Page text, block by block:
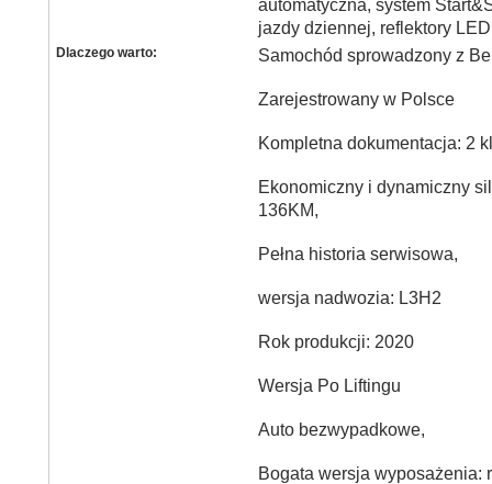
automatyczna, system
jazdy dziennej, reflektory LED
Dlaczego warto: Samochód sprowadzony z
Zarejestrowany w Polsce
Kompletna dokumentacja: 2
Ekonomiczny i dynamiczny
136KM,
Pełna historia serwisowa,
wersja nadwozia: L3H2
Rok produkcji: 2020
Wersja Po Liftingu
Auto bezwypadkowe,
Bogata wersja wyposażenia: